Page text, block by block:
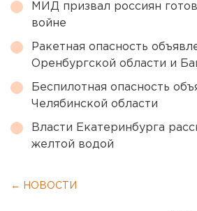
МИД призвал россиян
войне
Ракетная опасность
Оренбургской области и
Беспилотная опасность
Челябинской области
Власти Екатеринбурга
желтой водой
← НОВОСТИ